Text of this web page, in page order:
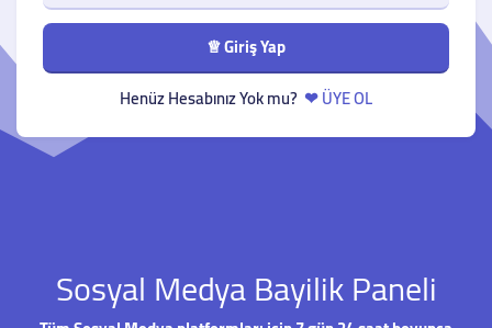
♕ Giriş Yap
Henüz Hesabınız Yok mu? ❤ ÜYE OL
Sosyal Medya Bayilik Paneli